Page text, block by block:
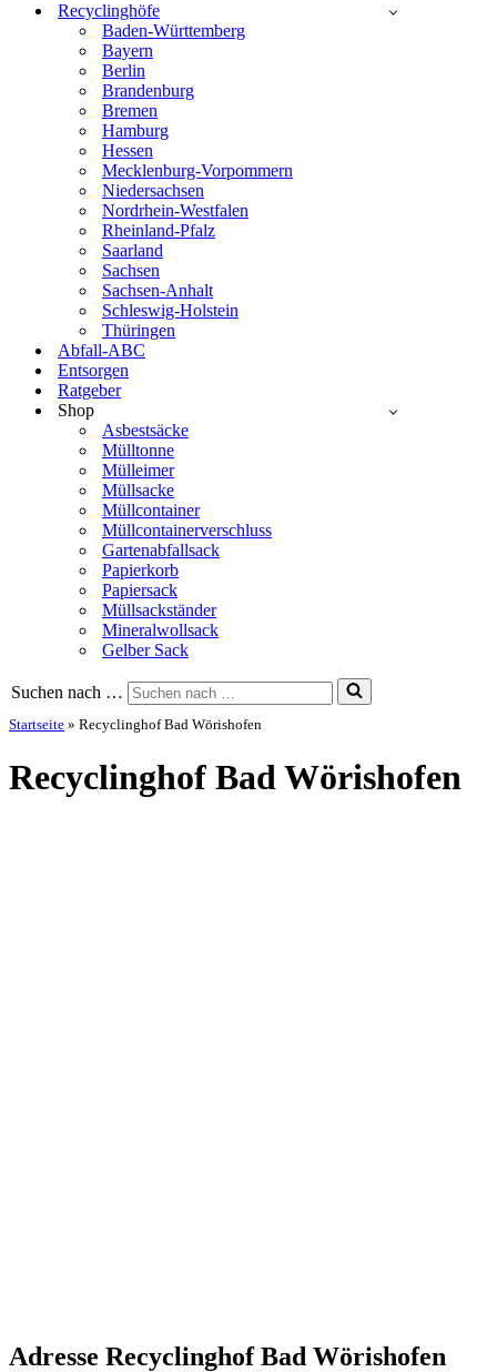
Recyclinghöfe
Baden-Württemberg
Bayern
Berlin
Brandenburg
Bremen
Hamburg
Hessen
Mecklenburg-Vorpommern
Niedersachsen
Nordrhein-Westfalen
Rheinland-Pfalz
Saarland
Sachsen
Sachsen-Anhalt
Schleswig-Holstein
Thüringen
Abfall-ABC
Entsorgen
Ratgeber
Shop
Asbestsäcke
Mülltonne
Mülleimer
Müllsacke
Müllcontainer
Müllcontainerverschluss
Gartenabfallsack
Papierkorb
Papiersack
Müllsackständer
Mineralwollsack
Gelber Sack
Suchen nach …
Startseite » Recyclinghof Bad Wörishofen
Recyclinghof Bad Wörishofen
Adresse Recyclinghof Bad Wörishofen